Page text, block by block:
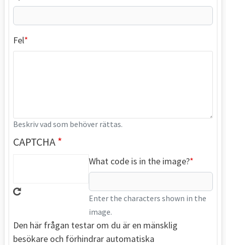
Fel
Beskriv vad som behöver rättas.
CAPTCHA
What code is in the image?
Enter the characters shown in the
image.
Den här frågan testar om du är en mänsklig
besökare och förhindrar automatiska